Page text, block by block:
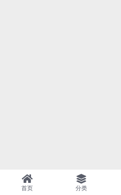
首页 分类